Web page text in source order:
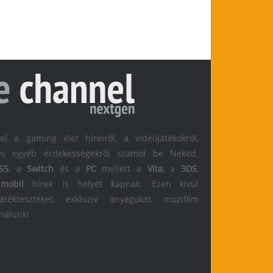
a gaming élet híreiről, a videójátékokról,
egyéb érdekességekről számol be Neked.
, a Switch és a PCmellett a Vita, a 3DS,
mobil hírek is helyet kapnak. Ezen kívül
exkluzív anyagokat, mozifilm